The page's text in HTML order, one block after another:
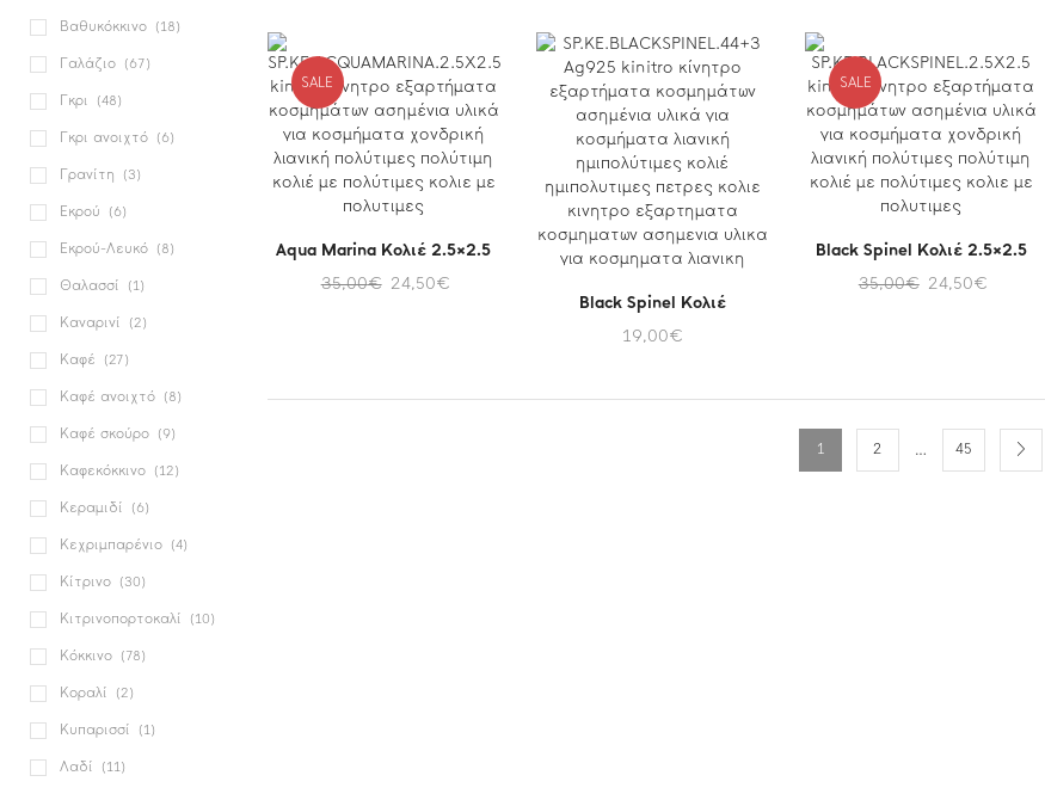
SALE
Aqua Marina Κολιέ 2.5×2.5
35,00€ 24,50€
Black Spinel Κολιέ
19,00€
SALE
Black Spinel Κολιέ 2.5×2.5
35,00€ 24,50€
1 2 … 45
Βαθυκόκκινο (18)
Γαλάζιο (67)
Γκρι (48)
Γκρι ανοιχτό (6)
Γρανίτη (3)
Εκρού (6)
Εκρού-Λευκό (8)
Θαλασσί (1)
Καναρινί (2)
Καφέ (27)
Καφέ ανοιχτό (8)
Καφέ σκούρο (9)
Καφεκόκκινο (12)
Κεραμιδί (6)
Κεχριμπαρένιο (4)
Κίτρινο (30)
Κιτρινοπορτοκαλί (10)
Κόκκινο (78)
Κοραλί (2)
Κυπαρισσί (1)
Λαδί (11)